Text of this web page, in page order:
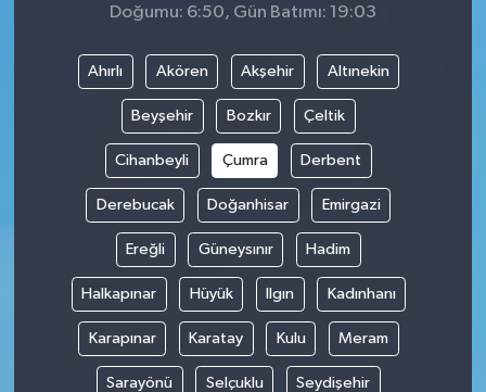
Doğumu: 6:50, Gün Batımı: 19:03
Ahırlı Akören Akşehir Altınekin
Beyşehir Bozkır Çeltik
Cihanbeyli Çumra Derbent
Derebucak Doğanhisar Emirgazi
Ereğli Güneysınır Hadim
Halkapınar Hüyük Ilgın Kadınhanı
Karapınar Karatay Kulu Meram
Sarayönü Selçuklu Seydişehir